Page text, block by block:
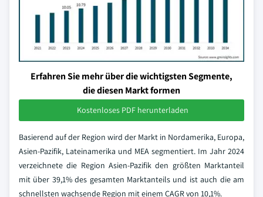
Erfahren Sie mehr über die wichtigsten Segmente,
die diesen Markt formen
Kostenloses PDF herunterladen
Basierend auf der Region wird der Markt in Nordamerika, Europa,
Asien-Pazifik, Lateinamerika und MEA segmentiert. Im Jahr 2024
verzeichnete die Region Asien-Pazifik den größten Marktanteil
mit über 39,1% des gesamten Marktanteils und ist auch die am
schnellsten wachsende Region mit einem CAGR von 10,1%.